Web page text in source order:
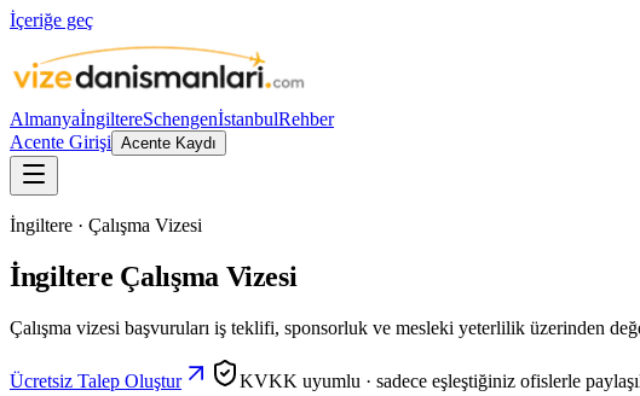
İçeriğe geç
AlmanyaİngiltereSchengenİstanbulRehber
Acente Girişi Acente Kaydı
İngiltere · Çalışma Vizesi
İngiltere Çalışma Vizesi
Çalışma vizesi başvuruları iş teklifi, sponsorluk ve mesleki yeterlilik üzerinden
Ücretsiz Talep Oluştur
KVKK uyumlu · sadece eşleştiğiniz ofislerle